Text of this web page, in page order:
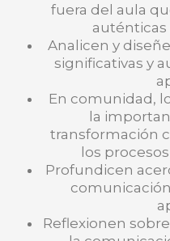
fuera del aula
auténticas
Analicen y
significativas y
En comunidad,
la
transformación
los
Profundicen
Reflexionen